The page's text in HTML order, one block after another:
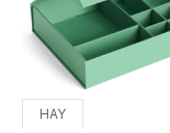
HAY